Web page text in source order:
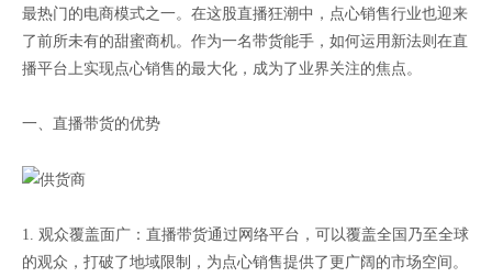
最热门的电商模式之一。在这股直播狂潮中，点心销售行业也迎来
了前所未有的甜蜜商机。作为一名带货能手，如何运用新法则在直
播平台上实现点心销售的最大化，成为了业界关注的焦点。
一、直播带货的优势
1. 观众覆盖面广：直播带货通过网络平台，可以覆盖全国乃至全球
的观众，打破了地域限制，为点心销售提供了更广阔的市场空间。